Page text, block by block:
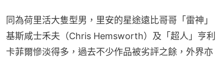
同為荷里活大隻型男，里安的星途遠比哥哥「雷神」
基斯咸士禾夫（Chris Hemsworth）及「超人」亨利
卡菲爾慘淡得多，過去不少作品被劣評之餘，外界亦